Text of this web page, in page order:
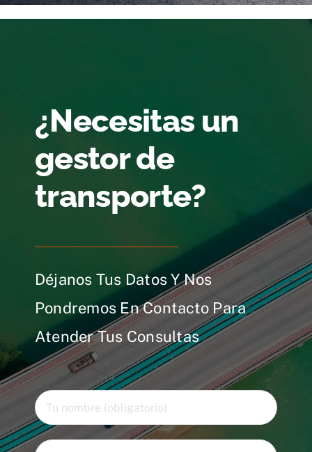
¿Necesitas un
gestor de
transporte?
Déjanos Tus Datos Y Nos
Pondremos En Contacto Para
Atender Tus Consultas